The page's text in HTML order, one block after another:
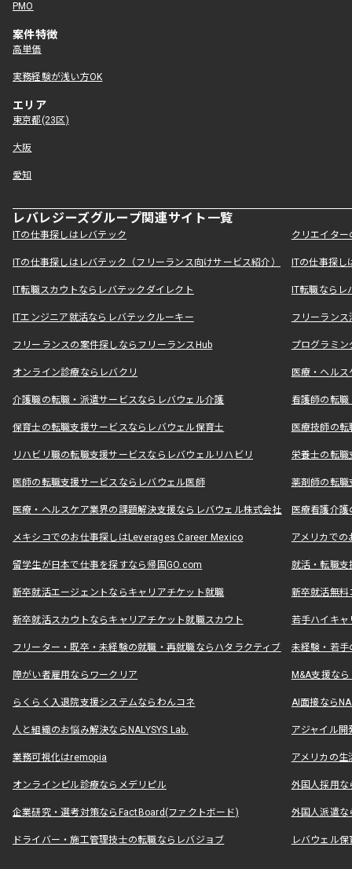
PMO
案件特徴
高単価
実務経験が浅い方OK
エリア
東京都(23区)
大阪
愛知
レバレジーズグループ関連サイト一覧
ITの仕事探しはレバテック クリエイタ
ITの仕事探しはレバテック（フリーランス向けサービス紹介） ITの仕事探
IT転職スカウトならレバテックダイレクト IT転職なら
ITエンジニア就活ならレバテックルーキー フリーラン
フリーランスの案件探しならフリーランスHub プログラミ
オンライン診療ならレバクリ 医療・ヘル
介護職の転職・派遣サービスならレバウェル介護 看護師の転
保育士の転職支援サービスならレバウェル保育士 医療技師の
リハビリ職の転職支援サービスならレバウェルリハビリ 栄養士の転
医師の転職支援サービスならレバウェル医師 薬剤師の転
医療・ヘルスケア業界の課題解決支援ならレバウェル株式会社 医療看護介
メキシコでのお仕事探しはLeverages Career Mexico アメリカで
留学生が日本で仕事を探すなら帰国GO.com 就活・転職
新卒就活エージェントならキャリアチケット就職 新卒就活無料
新卒就活スカウトならキャリアチケット就職スカウト 若手ハイキ
フリーター・既卒・未経験の就職・再就職ならハタラクティブ 未経験・若手
障がい者雇用ならワークリア M&A支援な
らくらく入退院支援システムならわんコネ AI面接なら
人と組織のお悩み解決ならNALYSYS Lab. アジャイル
業務可視化はremopia アメリカの
オンラインピル診療ならメデリピル 外国人採用
企業研究・選考対策ならFactBoard(ファクトボード) 外国人派遣な
ドライバー・施工管理技士の転職ならレバジョブ レバウェル